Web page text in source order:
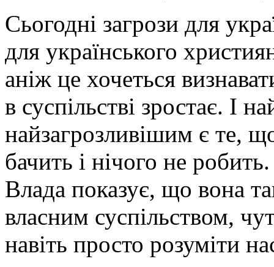
Сьогодні загрози для
для українського
аніж це хочеться
в суспільстві зростає. І
найзагрозливішим є те,
бачить і нічого не
Влада показує, що вона
власним суспільством,
навіть просто розуміти